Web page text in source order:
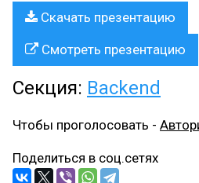
Скачать презентацию
Смотреть презентацию
Секция: Backend
Чтобы проголосовать -
Поделиться в соц.сетях